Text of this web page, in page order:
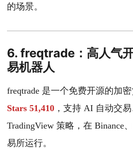
的场景。
6. freqtrade：高人气
易机器人
freqtrade 是一个免费开源的加
Stars 51,410 ，支持 AI 自动交
TradingView 策略，在 Binance
易所运行。